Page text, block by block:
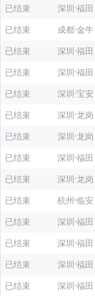
已结束
深圳·福田
已结束
成都·金牛
已结束
深圳·福田
已结束
深圳·福田
已结束
深圳·宝安
已结束
深圳·龙岗
已结束
深圳·龙岗
已结束
深圳·福田
已结束
深圳·龙岗
已结束
杭州·临安
已结束
深圳·福田
已结束
深圳·福田
已结束
深圳·福田
已结束
深圳·福田